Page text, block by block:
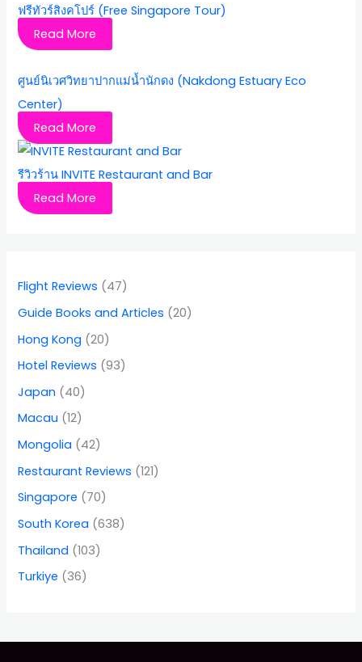
ฟรีทัวร์สิงคโปร์ (Free Singapore Tour)
Read More
ศูนย์นิเวศวิทยาปากแม่น้ำนักดง (Nakdong Estuary Eco
Center)
Read More
รีวิวร้าน INVITE Restaurant and Bar
Read More
Flight Reviews (47)
Guide Books and Articles (20)
Hong Kong (20)
Hotel Reviews (93)
Japan (40)
Macau (12)
Mongolia (42)
Restaurant Reviews (121)
Singapore (70)
South Korea (638)
Thailand (103)
Turkiye (36)